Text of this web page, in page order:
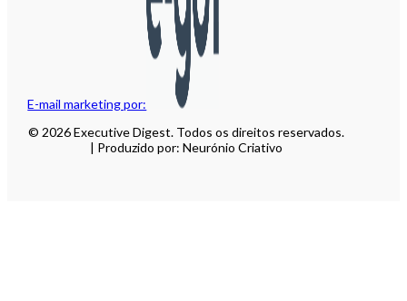
E-mail marketing por:
© 2026 Executive Digest. Todos os direitos reservados.
| Produzido por: Neurónio Criativo